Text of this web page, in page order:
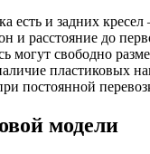
есть и задних
и расстояние до
могут свободно
пластиковых
постоянной
модели